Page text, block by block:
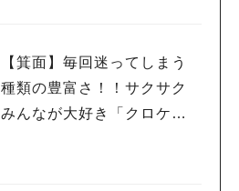
【箕面】毎回迷ってしまう
種類の豊富さ！！サクサク
みんなが大好き「クロケッ